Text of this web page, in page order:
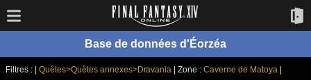
Base de données d'Éorzéa
Filtres : | Quêtes>Quêtes annexes>Dravania | Zone :Caverne de Matoya